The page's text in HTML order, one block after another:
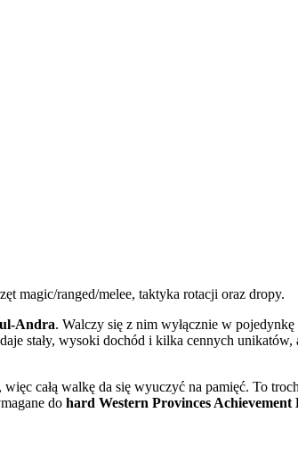
magic/ranged/melee, taktyka rotacji oraz dropy.
Andra. Walczy się z nim wyłącznie w
stały, wysoki dochód i kilka cennych
, więc całą walkę da się wyuczyć na pamięć. To
do hard Western Provinces Achievement